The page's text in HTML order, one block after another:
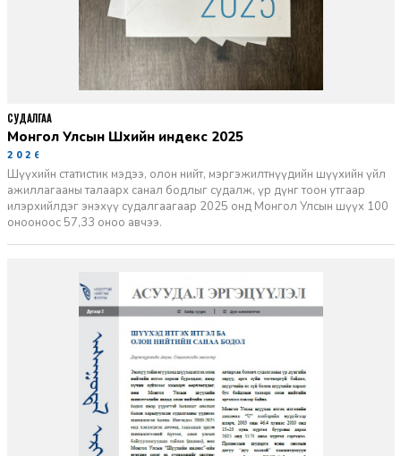
Монгол Улсын Шүүхийн индекс 2025
2026-06-11
Шүүхийн статистик мэдээ, олон нийт, мэргэжилтнүүдийн шүүхийн үйл
ажиллагааны талаарх санал бодлыг судалж, үр дүнг тоон утгаар
илэрхийлдэг энэхүү судалгаагаар 2025 онд Монгол Улсын шүүх 100
онооноос 57,33 оноо авчээ.
СУДАЛГАА